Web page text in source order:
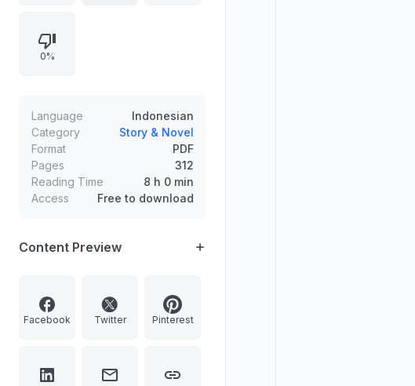
informasi penerbitan, hak cipta,
serta kata pengantar yang
0%
Language
Indonesian
Category
Story & Novel
Format
PDF
Pages
312
Reading Time
8 h 0 min
Access
Free to download
Content Preview
Facebook Twitter Pinterest